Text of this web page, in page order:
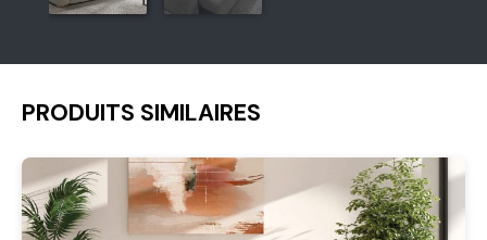
PRODUITS SIMILAIRES